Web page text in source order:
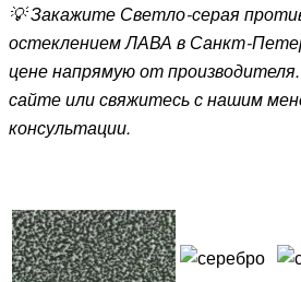
💡 Закажите Светло-серая
остеклением ЛАВА в Санкт-
цене напрямую от
сайте или свяжитесь с нашим
консультации.